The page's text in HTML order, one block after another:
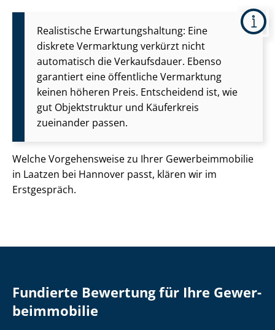
Realistische Er­war­tungs­hal­tung: Eine
diskrete Vermarktung verkürzt nicht
automatisch die Verkaufsdauer. Ebenso
garantiert eine öffentliche Vermarktung
keinen höheren Preis. Entscheidend ist, wie
gut Objektstruktur und Käuferkreis
zueinander passen.
Welche Vorgehensweise zu Ihrer Ge­wer­be­im­mo­bi­lie
in Laatzen bei Hannover passt, klären wir im
Erstgespräch.
Fundierte Bewertung für Ihre Ge­wer­
be­im­mo­bi­lie